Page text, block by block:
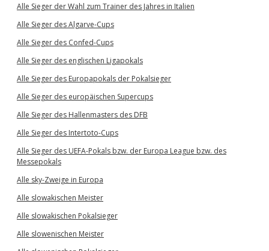
Alle Sieger der Wahl zum Trainer des Jahres in Italien
Alle Sieger des Algarve-Cups
Alle Sieger des Confed-Cups
Alle Sieger des englischen Ligapokals
Alle Sieger des Europapokals der Pokalsieger
Alle Sieger des europäischen Supercups
Alle Sieger des Hallenmasters des DFB
Alle Sieger des Intertoto-Cups
Alle Sieger des UEFA-Pokals bzw. der Europa League bzw. des
Messepokals
Alle sky-Zweige in Europa
Alle slowakischen Meister
Alle slowakischen Pokalsieger
Alle slowenischen Meister